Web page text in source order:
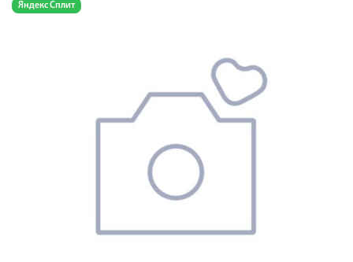
Яндекс Сплит